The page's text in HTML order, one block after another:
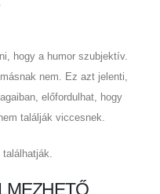
hogy a humor szubjektív.
nem. Ez azt jelenti,
előfordulhat, hogy
találják viccesnek.